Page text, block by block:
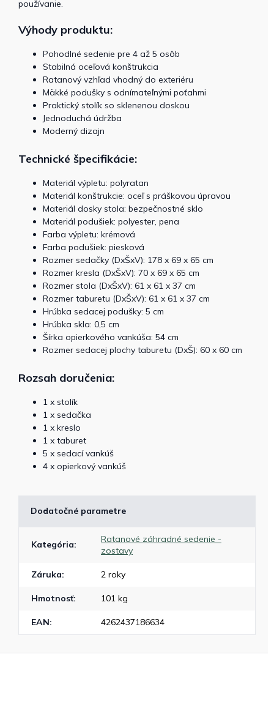
používanie.
Výhody produktu:
Pohodlné sedenie pre 4 až 5 osôb
Stabilná oceľová konštrukcia
Ratanový vzhľad vhodný do exteriéru
Mäkké podušky s odnímateľnými poťahmi
Praktický stolík so sklenenou doskou
Jednoduchá údržba
Moderný dizajn
Technické špecifikácie:
Materiál výpletu: polyratan
Materiál konštrukcie: oceľ s práškovou úpravou
Materiál dosky stola: bezpečnostné sklo
Materiál podušiek: polyester, pena
Farba výpletu: krémová
Farba podušiek: piesková
Rozmer sedačky (DxŠxV): 178 x 69 x 65 cm
Rozmer kresla (DxŠxV): 70 x 69 x 65 cm
Rozmer stola (DxŠxV): 61 x 61 x 37 cm
Rozmer taburetu (DxŠxV): 61 x 61 x 37 cm
Hrúbka sedacej podušky: 5 cm
Hrúbka skla: 0,5 cm
Šírka opierkového vankúša: 54 cm
Rozmer sedacej plochy taburetu (DxŠ): 60 x 60 cm
Rozsah doručenia:
1 x stolík
1 x sedačka
1 x kreslo
1 x taburet
5 x sedací vankúš
4 x opierkový vankúš
Dodatočné parametre
Kategória:
Ratanové záhradné sedenie -
zostavy
Záruka: 2 roky
Hmotnosť: 101 kg
EAN: 4262437186634